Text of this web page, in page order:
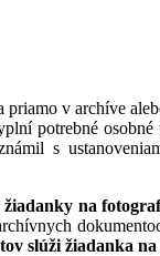
v archíve
potrebné osobné
s
žiadanky na
slúži žiadanka